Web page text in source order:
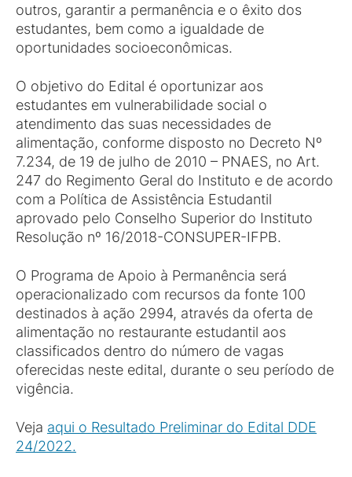
outros, garantir a permanência e o êxito dos
estudantes, bem como a igualdade de
oportunidades socioeconômicas.
O objetivo do Edital é oportunizar aos
estudantes em vulnerabilidade social o
atendimento das suas necessidades de
alimentação, conforme disposto no Decreto Nº
7.234, de 19 de julho de 2010 – PNAES, no Art.
247 do Regimento Geral do Instituto e de acordo
com a Política de Assistência Estudantil
aprovado pelo Conselho Superior do Instituto
Resolução nº 16/2018-CONSUPER-IFPB.
O Programa de Apoio à Permanência será
operacionalizado com recursos da fonte 100
destinados à ação 2994, através da oferta de
alimentação no restaurante estudantil aos
classificados dentro do número de vagas
oferecidas neste edital, durante o seu período de
vigência.
Veja aqui o Resultado Preliminar do Edital DDE
24/2022.